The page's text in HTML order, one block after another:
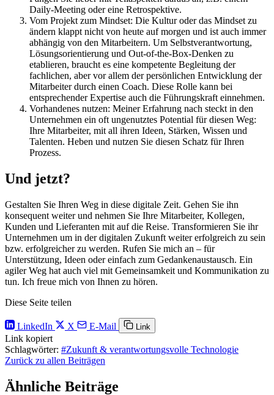
Daily-Meeting oder eine Retrospektive.
Vom Projekt zum Mindset: Die Kultur oder das Mindset zu
ändern klappt nicht von heute auf morgen und ist auch immer
abhängig von den Mitarbeitern. Um Selbstverantwortung,
Lösungsorientierung und Out-of-the-Box-Denken zu
etablieren, braucht es eine kompetente Begleitung der
fachlichen, aber vor allem der persönlichen Entwicklung der
Mitarbeiter durch einen Coach. Diese Rolle kann bei
entsprechender Expertise auch die Führungskraft einnehmen.
Vorhandenes nutzen: Meiner Erfahrung nach steckt in den
Unternehmen ein oft ungenutztes Potential für diesen Weg:
Ihre Mitarbeiter, mit all ihren Ideen, Stärken, Wissen und
Talenten. Heben und nutzen Sie diesen Schatz für Ihren
Prozess.
Und jetzt?
Gestalten Sie Ihren Weg in diese digitale Zeit. Gehen Sie ihn
konsequent weiter und nehmen Sie Ihre Mitarbeiter, Kollegen,
Kunden und Lieferanten mit auf die Reise. Transformieren Sie ihr
Unternehmen um in der digitalen Zukunft weiter erfolgreich zu sein
bzw. erfolgreicher zu werden. Rufen Sie mich an – für
Unterstützung, Ideen oder einfach zum Gedankenaustausch. Ein
agiler Weg hat auch viel mit Gemeinsamkeit und Kommunikation zu
tun. Ich freue mich von Ihnen zu hören.
Diese Seite teilen
LinkedIn X E-Mail Link
Link kopiert
Schlagwörter: #Zukunft & verantwortungsvolle Technologie
Zurück zu allen Beiträgen
Ähnliche Beiträge